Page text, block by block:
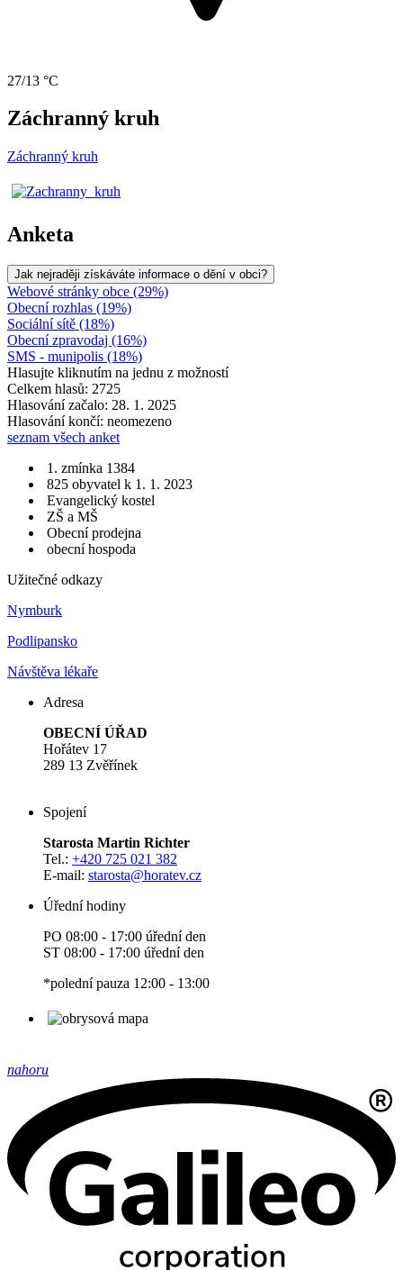
27/13 °C
Záchranný kruh
Záchranný kruh
Anketa
Jak nejraději získáváte informace o dění v obci?
Webové stránky obce (29%)
Obecní rozhlas (19%)
Sociální sítě (18%)
Obecní zpravodaj (16%)
SMS - munipolis (18%)
Hlasujte kliknutím na jednu z možností
Celkem hlasů: 2725
Hlasování začalo: 28. 1. 2025
Hlasování končí: neomezeno
seznam všech anket
1. zmínka 1384
825 obyvatel k 1. 1. 2023
Evangelický kostel
ZŠ a MŠ
Obecní prodejna
obecní hospoda
Užitečné odkazy
Nymburk
Podlipansko
Návštěva lékaře
Adresa
OBECNÍ ÚŘAD
Hořátev 17
289 13 Zvěřínek
Spojení
Starosta Martin Richter
Tel.: +420 725 021 382
E-mail: starosta@horatev.cz
Úřední hodiny
PO 08:00 - 17:00 úřední den
ST 08:00 - 17:00 úřední den
*polední pauza 12:00 - 13:00
nahoru